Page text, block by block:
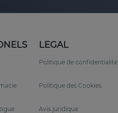
LEGAL
Politique de confidentialité
Politique des Cookies
Avis juridique